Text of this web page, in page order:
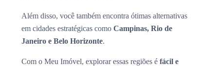
Além disso, você também encontra ótimas alternativas
em cidades estratégicas como Campinas, Rio de
Janeiro e Belo Horizonte.
Com o Meu Imóvel, explorar essas regiões é fácil e